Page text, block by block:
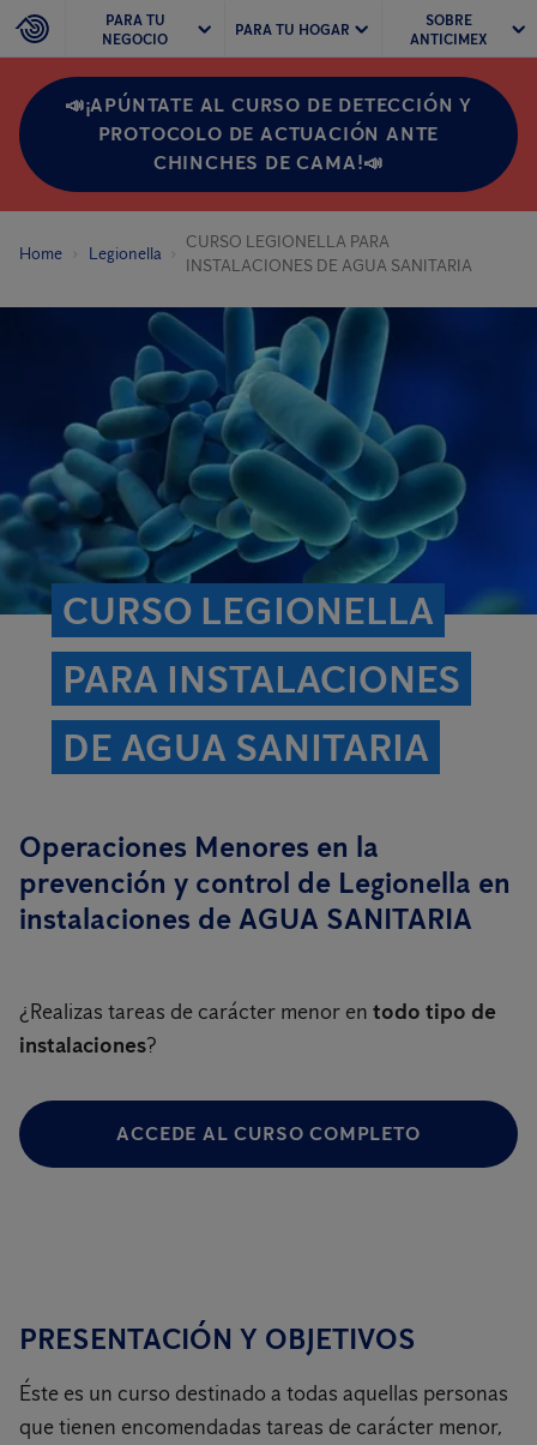
PARA TU
NEGOCIO
PARA TU HOGAR
SOBRE
ANTICIMEX
📣¡APÚNTATE AL CURSO DE DETECCIÓN Y
PROTOCOLO DE ACTUACIÓN ANTE
CHINCHES DE CAMA!📣
Home Legionella
CURSO LEGIONELLA PARA
INSTALACIONES DE AGUA SANITARIA
CURSO LEGIONELLA
PARA INSTALACIONES
DE AGUA SANITARIA
Operaciones Menores en la
prevención y control de Legionella en
instalaciones de AGUA SANITARIA
¿Realizas tareas de carácter menor en todo tipo de
instalaciones?
ACCEDE AL CURSO COMPLETO
PRESENTACIÓN Y OBJETIVOS
Éste es un curso destinado a todas aquellas personas
que tienen encomendadas tareas de carácter menor,